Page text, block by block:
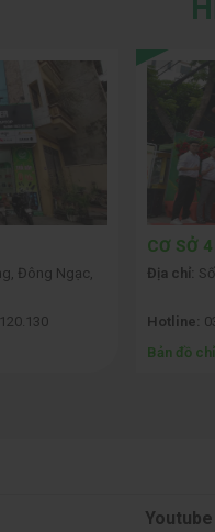
Đông Ngạc,
CƠ SỞ 4
Địa chỉ:
Hotline:
Bản đồ
Youtube